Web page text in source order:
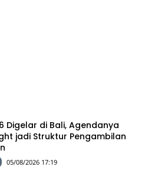
Digelar di Bali, Agendanya
05/08/2026 17:19